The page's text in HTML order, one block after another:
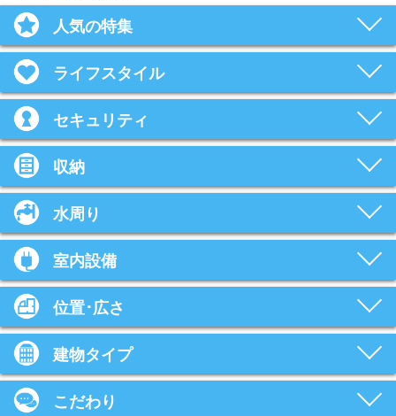
人気の特集
ライフスタイル
セキュリティ
収納
水周り
室内設備
位置･広さ
建物タイプ
こだわり